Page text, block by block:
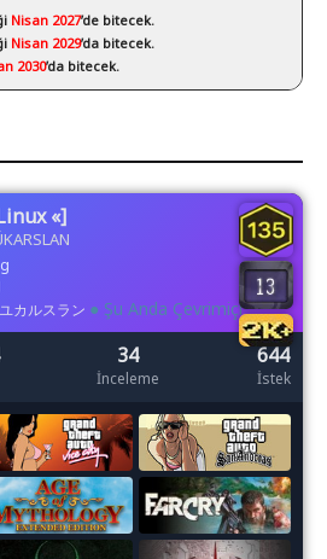
Nisan 2027’de bitecek.
Nisan 2029’da bitecek.
2030’da bitecek.
«]
カルスラン ● Şu Anda Çevrimiçi
34
İnceleme
644
İstek